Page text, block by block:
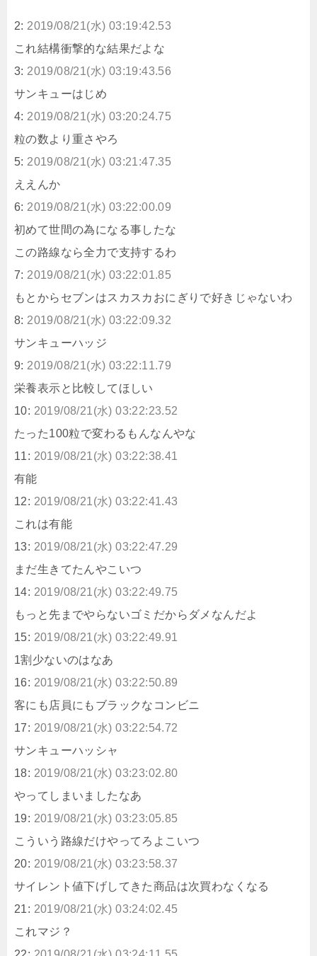
2:2019/08/21(水) 03:19:42.53
これ結構衝撃的な結果だよな
3:2019/08/21(水) 03:19:43.56
サンキューはじめ
4:2019/08/21(水) 03:20:24.75
粒の数より重さやろ
5:2019/08/21(水) 03:21:47.35
ええんか
6:2019/08/21(水) 03:22:00.09
初めて世間の為になる事したな
この路線なら全力で支持するわ
7:2019/08/21(水) 03:22:01.85
もとからセブンはスカスカおにぎりで好きじゃないわ
8:2019/08/21(水) 03:22:09.32
サンキューハッジ
9:2019/08/21(水) 03:22:11.79
栄養表示と比較してほしい
10: 2019/08/21(水) 03:22:23.52
たった100粒で変わるもんなんやな
11: 2019/08/21(水) 03:22:38.41
有能
12: 2019/08/21(水) 03:22:41.43
これは有能
13: 2019/08/21(水) 03:22:47.29
まだ生きてたんやこいつ
14: 2019/08/21(水) 03:22:49.75
もっと先までやらないゴミだからダメなんだよ
15: 2019/08/21(水) 03:22:49.91
1割少ないのはなあ
16: 2019/08/21(水) 03:22:50.89
客にも店員にもブラックなコンビニ
17: 2019/08/21(水) 03:22:54.72
サンキューハッシャ
18: 2019/08/21(水) 03:23:02.80
やってしまいましたなあ
19: 2019/08/21(水) 03:23:05.85
こういう路線だけやってろよこいつ
20: 2019/08/21(水) 03:23:58.37
サイレント値下げしてきた商品は次買わなくなる
21: 2019/08/21(水) 03:24:02.45
これマジ？